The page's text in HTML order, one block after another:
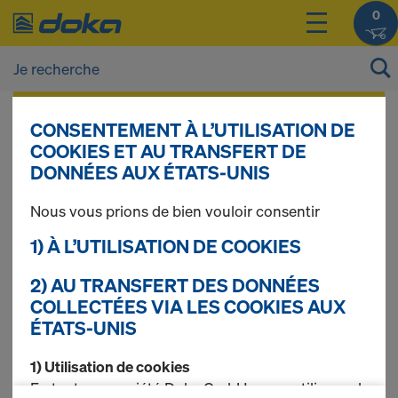
0
Vous pouvez afficher les prix de vos produits
après vous êtreconnecté(e)ouinscrit(e).
Outils
5 produits trouvés
Le plus recherché
Clé pour cône de
CONSENTEMENT À L’UTILISATION DE
COOKIES ET AU TRANSFERT DE
DONNÉES AUX ÉTATS-UNIS
Nous vous prions de bien vouloir consentir
1) À L’UTILISATION DE COOKIES
2) AU TRANSFERT DES DONNÉES
COLLECTÉES VIA LES COOKIES AUX
ÉTATS-UNIS
1) Utilisation de cookies
En tant que société Doka GmbH, nous utilisons des